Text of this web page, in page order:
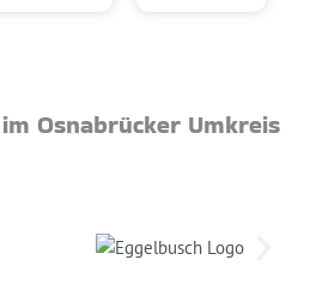
Osnabrücker Umkreis